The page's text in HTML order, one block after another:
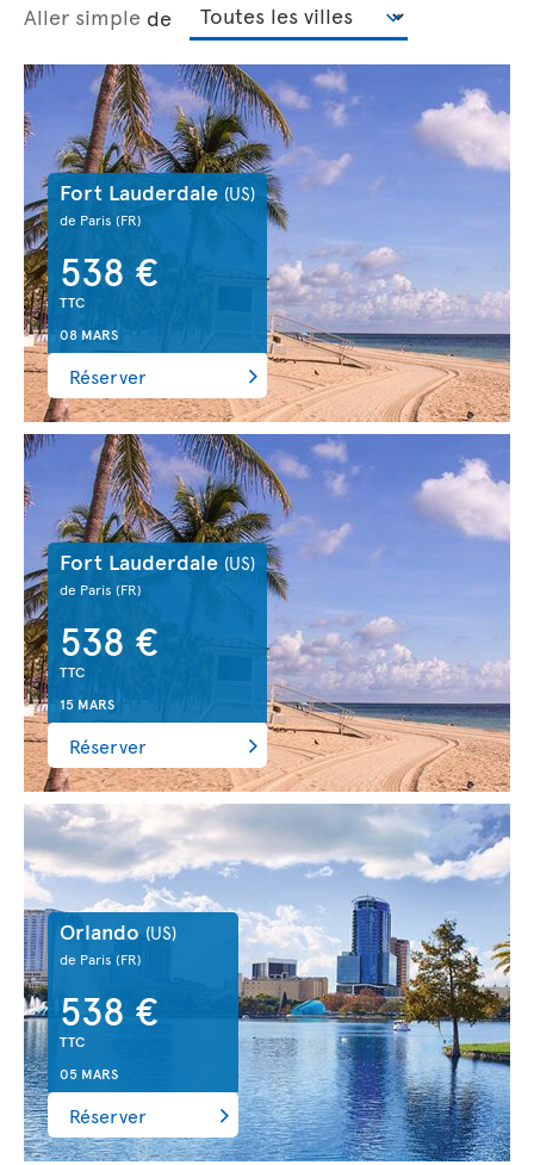
Aller simple de
Fort Lauderdale (US)
de Paris (FR)
538 €
TTC
08 MARS
Réserver
Fort Lauderdale (US)
de Paris (FR)
538 €
TTC
15 MARS
Réserver
Orlando (US)
de Paris (FR)
538 €
TTC
05 MARS
Réserver